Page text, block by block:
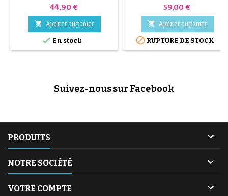
Eezy S Twist 2018
Prix
44,90 €
 Ajouter au panier
 En stock
équipée des roues tout-terrain
20kg ! Démontables en 5
secondes top chrono et sans
outil Roues avant : 15.5cm
Roues arrière : 18.5cm
Prix
59,00 €
 Ajouter au panier
 RUPTURE DE STOCK
Suivez-nous sur Facebook
PRODUITS 
NOTRE SOCIÉTÉ 
VOTRE COMPTE 